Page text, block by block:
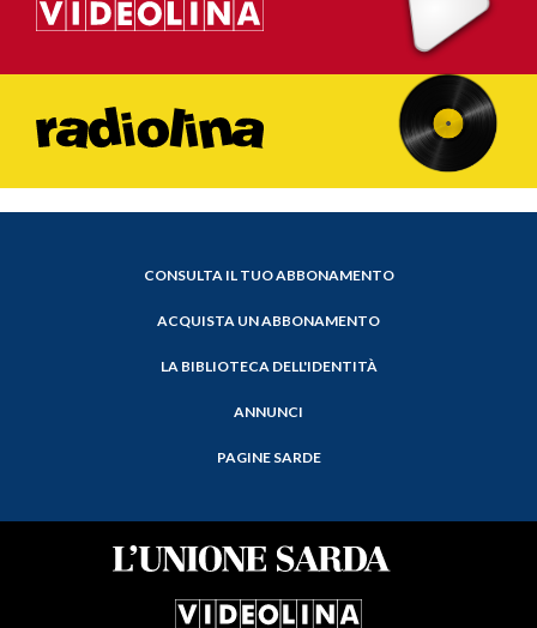
CONSULTA IL TUO ABBONAMENTO
ACQUISTA UN ABBONAMENTO
LA BIBLIOTECA DELL'IDENTITÀ
ANNUNCI
PAGINE SARDE